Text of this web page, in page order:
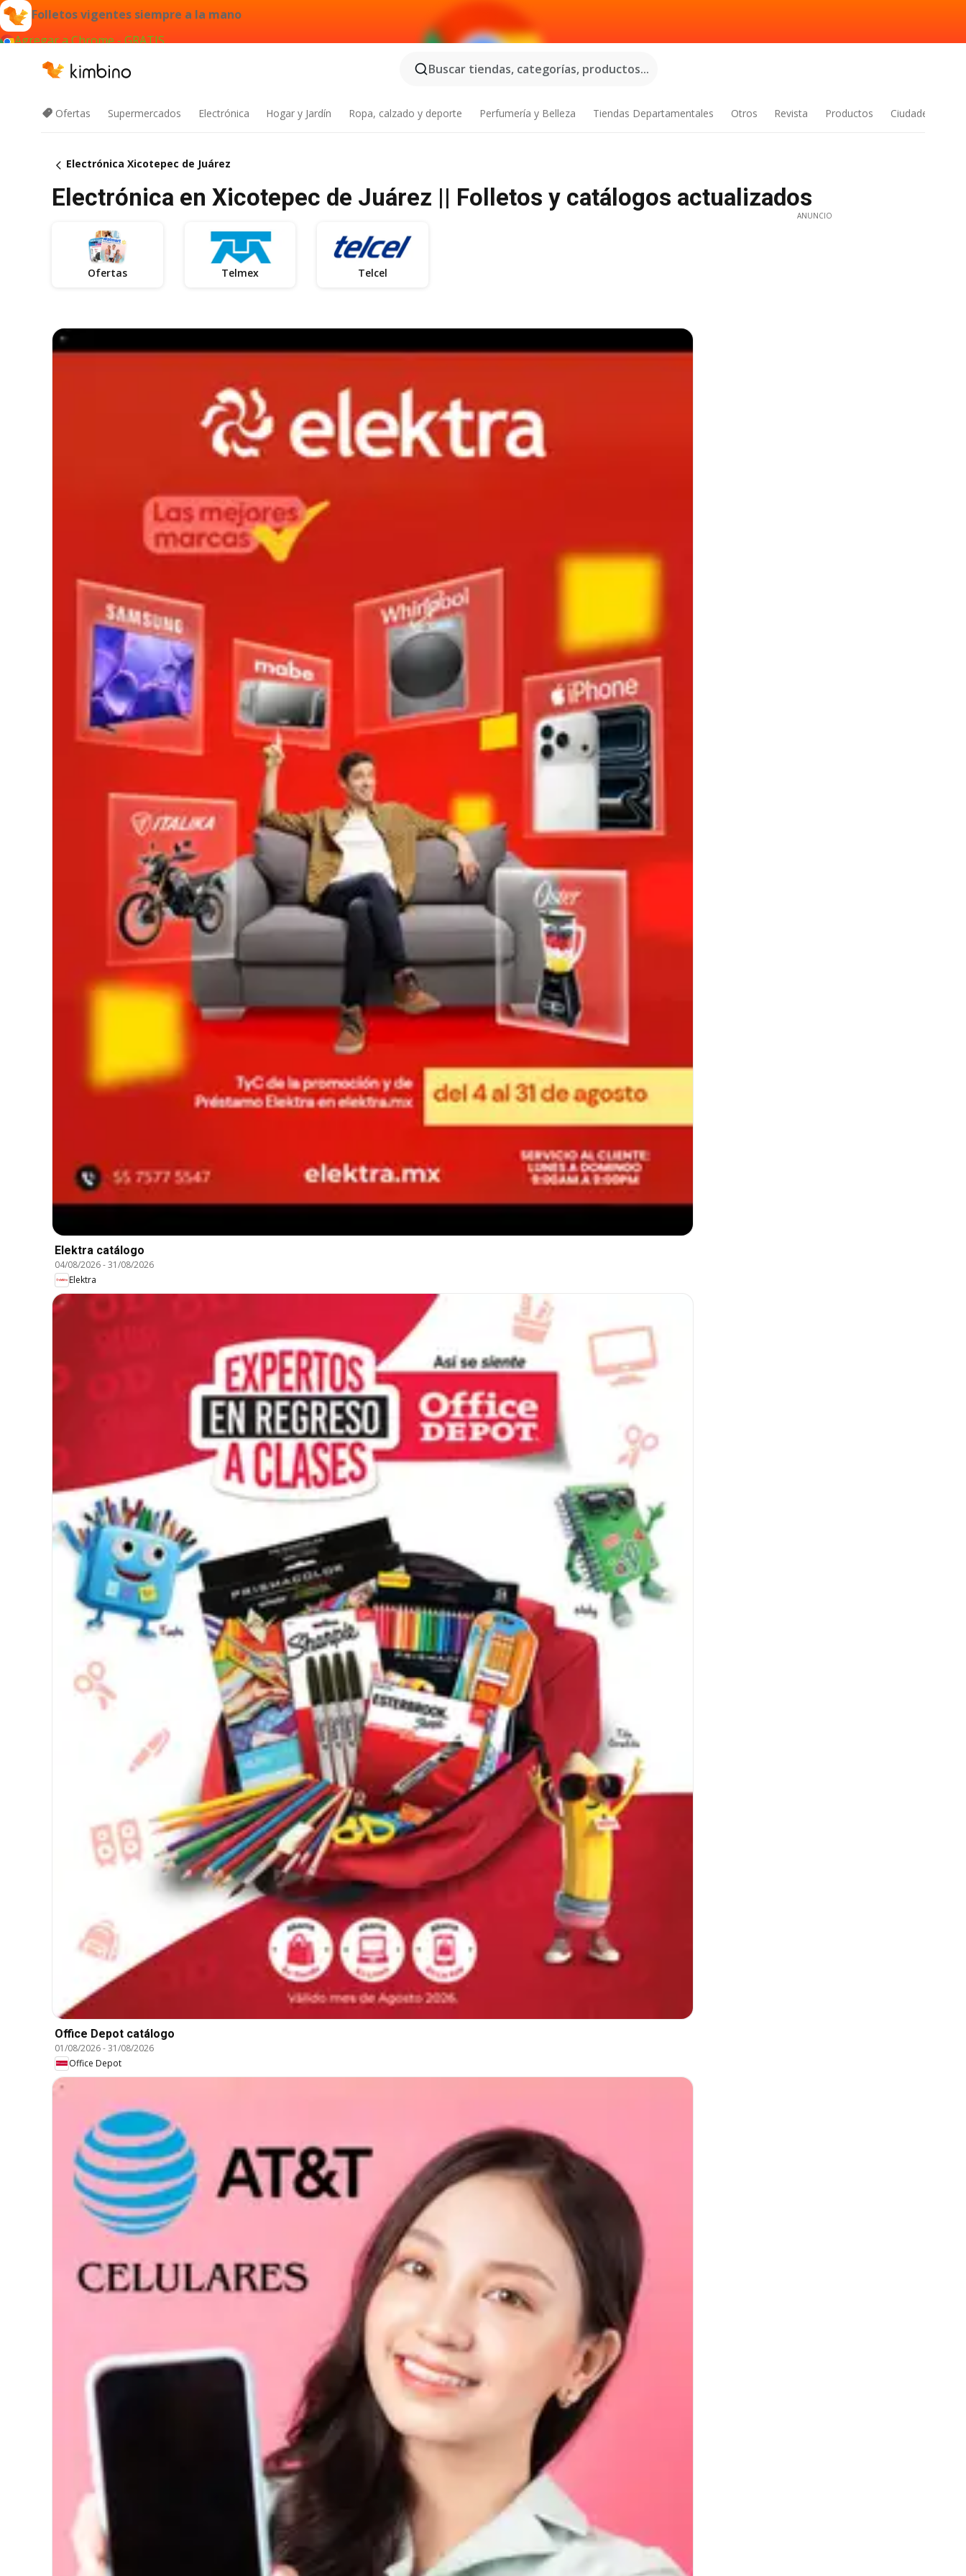
Folletos vigentes siempre a la mano
Agregar a Chrome - GRATIS
Buscar tiendas, categorías, productos...
Ofertas Supermercados Electrónica Hogar y Jardín Ropa, calzado y deporte Perfumería y Belleza Tiendas Departamentales Otros Revista Productos Ciudades
Electrónica Xicotepec de Juárez
Electrónica en Xicotepec de Juárez || Folletos y catálogos actualizados
Ofertas Telmex Telcel
Elektra catálogo
04/08/2026-31/08/2026
Elektra
Office Depot catálogo
01/08/2026-31/08/2026
Office Depot
ANUNCIO